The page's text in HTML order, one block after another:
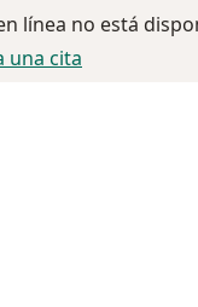
línea no está
una cita